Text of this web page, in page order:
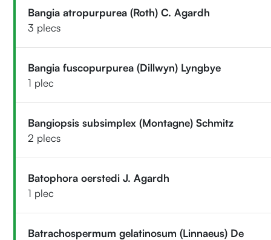
Bangia atropurpurea (Roth) C. Agardh
3 plecs
Bangia fuscopurpurea (Dillwyn) Lyngbye
1 plec
Bangiopsis subsimplex (Montagne) Schmitz
2 plecs
Batophora oerstedi J. Agardh
1 plec
Batrachospermum gelatinosum (Linnaeus) De